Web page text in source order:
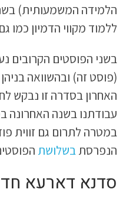
הלמידה המשמעותית)
ללמוד מקווי הדמיון
בשני הפוסטים הקרובים
(פוסט זה) ובהשוואה
האחרון בסדרה זו נבקש
עבודתנו בשנה האחרונה
במטרה לתרום גם זווית
הנפרסתבשלושת
סדנא דארעא חד